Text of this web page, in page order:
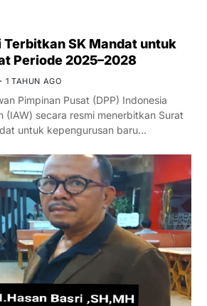
Terbitkan SK Mandat untuk
Periode 2025–2028
1 TAHUN AGO
Pimpinan Pusat (DPP) Indonesia
(IAW) secara resmi menerbitkan Surat
untuk kepengurusan baru…